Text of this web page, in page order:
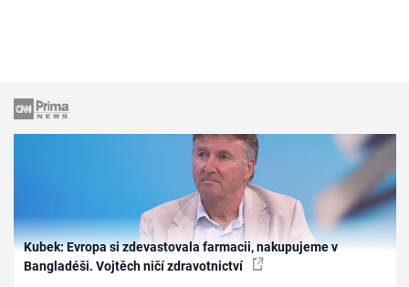
Kubek: Evropa si zdevastovala farmacii, nakupujeme v
Bangladéši. Vojtěch ničí zdravotnictví